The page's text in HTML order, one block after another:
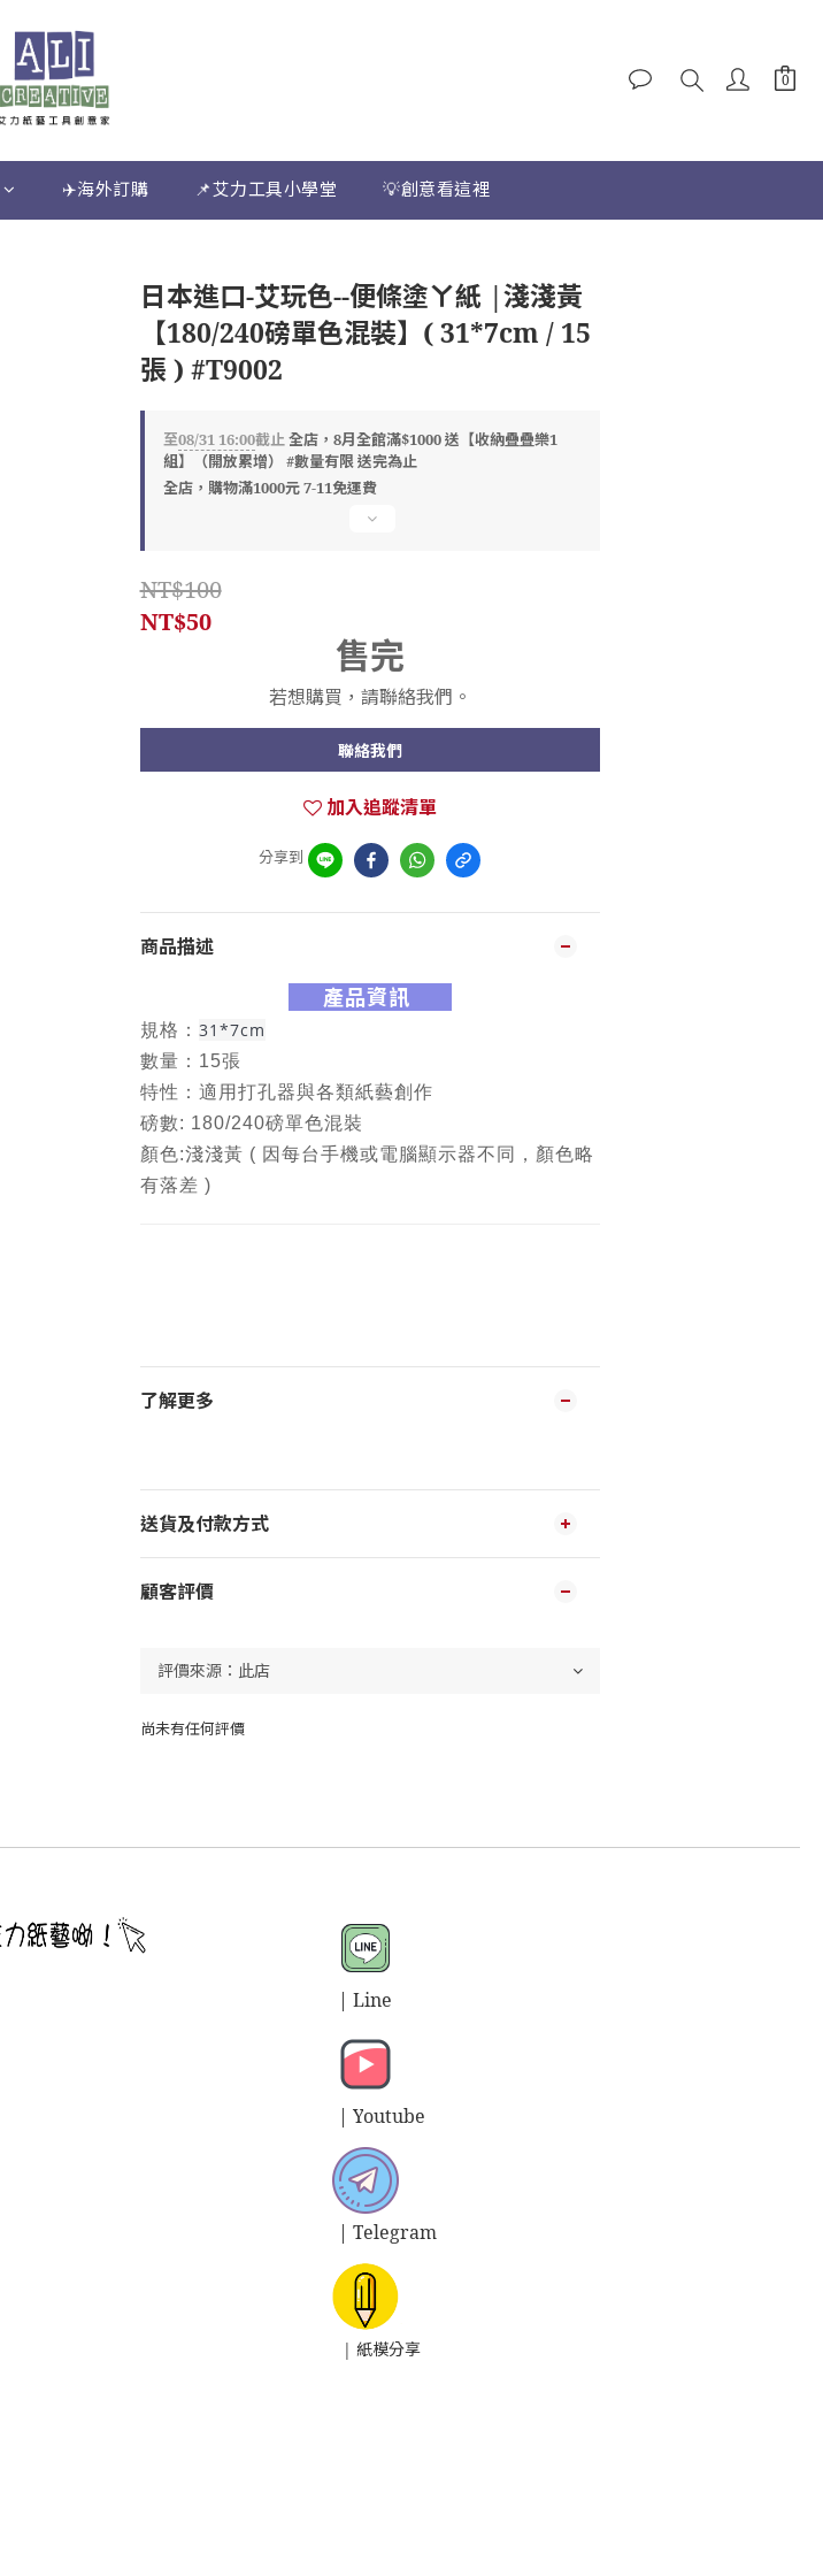
✈️海外訂購 📌艾力工具小學堂 💡創意看這裡
日本進口-艾玩色--便條塗ㄚ紙 |淺淺黃
【180/240磅單色混裝】( 31*7cm / 15
張 ) #T9002
至08/31 16:00截止全店，8月全館滿$1000 送【收納疊疊樂1
組】（開放累增） #數量有限 送完為止
全店，購物滿1000元 7-11免運費
NT$100
NT$50
售完
若想購買，請聯絡我們。
聯絡我們
加入追蹤清單
分享到
商品描述
產品資訊
規格： 31*7cm
數量：15張
特性： 適用打孔器與各類紙藝創作
磅數: 180/240磅單色混裝
顏色:淺淺黃 ( 因每台手機或電腦顯示器不同，顏色略
有落差 )
了解更多
送貨及付款方式
顧客評價
尚未有任何評價
| Line
| Youtube
| Telegram
| 紙模分享